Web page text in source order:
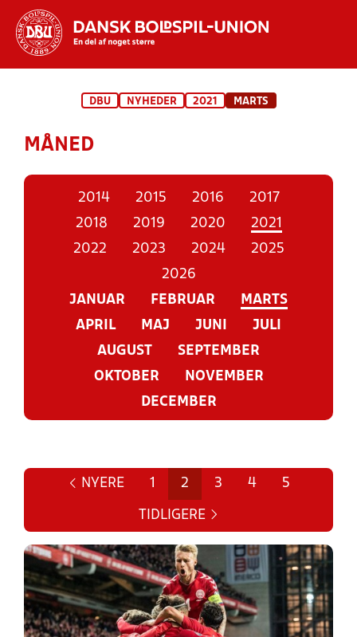
STILLINGER, RESULTATER, KLUBBER OG
DBU NYHEDER 2021 MARTS
MÅNED
2014 2015 2016
2017
2018
2019 2020
2021
2022
2023 2024
2025
2026
JANUAR
FEBRUAR
MARTS
APRIL
MAJ JUNI
JULI
AUGUST
SEPTEMBER
OKTOBER
NOVEMBER
DECEMBER
NYERE 1 2 3 4 5
TIDLIGERE